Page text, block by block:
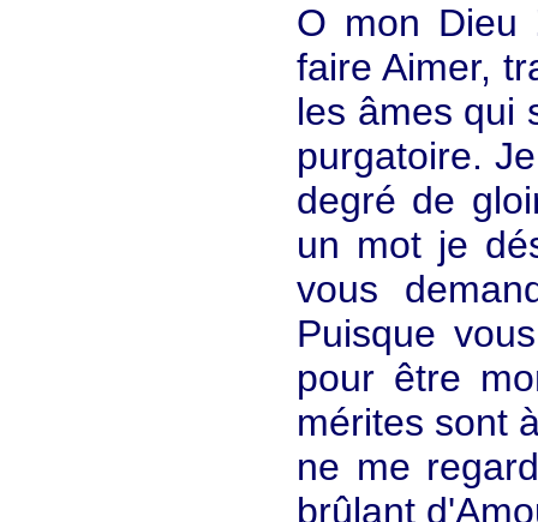
O mon Dieu
faire Aimer,
les âmes qui
purgatoire.
degré de
un mot je
vous
Puisque
pour être
mérites sont
ne me
brûlant